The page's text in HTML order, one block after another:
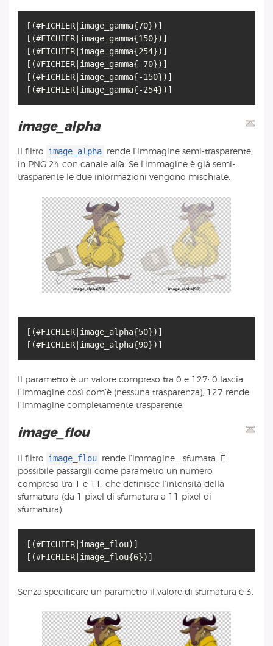
[(#FICHIER|image_gamma{70})]
[(#FICHIER|image_gamma{150})]
[(#FICHIER|image_gamma{254})]
[(#FICHIER|image_gamma{-70})]
[(#FICHIER|image_gamma{-150})]
image_alpha
Il filtro image_alpha rende l’immagine semi-trasparente,
in PNG 24 con canale alfa. Se l’immagine è già semi-
trasparente le due informazioni vengono mischiate.
[(#FICHIER|image_alpha{50})]
Il parametro è un valore compreso tra 0 e 127: 0 lascia
l’immagine così com’è (nessuna trasparenza), 127 rende
l’immagine completamente trasparente.
image_flou
Il filtro image_flou rende l’immagine... sfumata. È
possibile passargli come parametro un numero
compreso tra 1 e 11, che definisce l’intensità della
sfumatura (da 1 pixel di sfumatura a 11 pixel di
sfumatura).
[(#FICHIER|image_flou)]
Senza specificare un parametro il valore di sfumatura è 3.